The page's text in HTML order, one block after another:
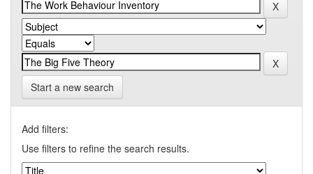
Start a new search
Add filters:
Use filters to refine the search results.